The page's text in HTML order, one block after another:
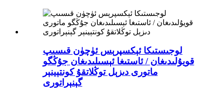
لوجىستىكا ئېكسپرېس ئۈچۈن قىسىپ
قويۇلىدىغان / ئاستىغا ئېسىلىدىغان جۇڭگو
ماتورى دىزېل توڭلاتقۇ كونتېينېر
گېنېراتورى